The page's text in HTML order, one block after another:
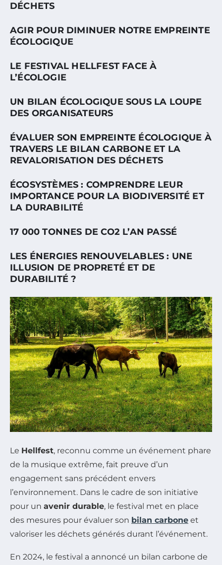
DÉCHETS
AGIR POUR DIMINUER NOTRE EMPREINTE
ÉCOLOGIQUE
LE FESTIVAL HELLFEST FACE À
L’ÉCOLOGIE
UN BILAN ÉCOLOGIQUE SOUS LA LOUPE
DES ORGANISATEURS
ÉVALUER SON EMPREINTE ÉCOLOGIQUE À
TRAVERS LE BILAN CARBONE ET LA
REVALORISATION DES DÉCHETS
ÉCOSYSTÈMES : COMPRENDRE LEUR
IMPORTANCE POUR LA BIODIVERSITÉ ET
LA DURABILITÉ
17 000 TONNES DE CO2 L’AN PASSÉ
LES ÉNERGIES RENOUVELABLES : UNE
ILLUSION DE PROPRETÉ ET DE
DURABILITÉ ?
Le Hellfest, reconnu comme un événement phare
de la musique extrême, fait preuve d’un
engagement sans précédent envers
l’environnement. Dans le cadre de son initiative
pour un avenir durable, le festival met en place
des mesures pour évaluer son bilan carbone et
valoriser les déchets générés durant l’événement.
En 2024, le festival a annoncé un bilan carbone de